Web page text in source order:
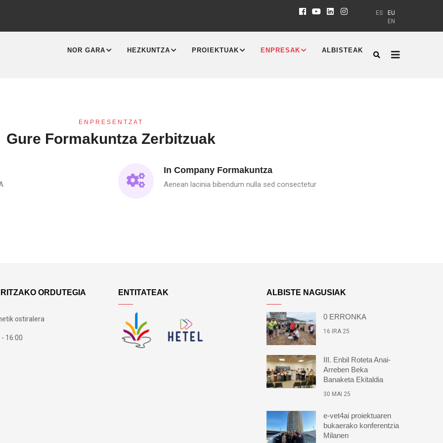
EU
ES
EN
NAVIGATION
NOR GARA HEZKUNTZA PROIEKTUAK ENPRESAK ALBISTEAK
ENPRESENTZAT
Gure Formakuntza Zerbitzuak
In Company Formakuntza
Aenean lacinia bibendum nulla sed consectetur
ORDUTEGIA
ostiralera
16:00
ENTITATEAK ALBISTE NAGUSIAK
0 ERRONKA
16 IRA 25
III. Enbil Roteta Anai-
Arreben Beka
Banaketa Ekitaldia
30 MAI 25
e-vet4ai proiektuaren
bukaerako konferentzia
Milanen